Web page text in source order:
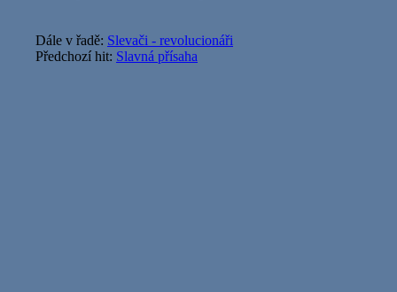
Dále v řadě: Slevači - revolucionáři
Předchozí hit: Slavná přísaha